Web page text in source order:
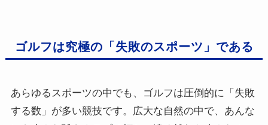
ゴルフは究極の「失敗のスポーツ」である
あらゆるスポーツの中でも、ゴルフは圧倒的に「失敗
する数」が多い競技です。広大な自然の中で、あんな